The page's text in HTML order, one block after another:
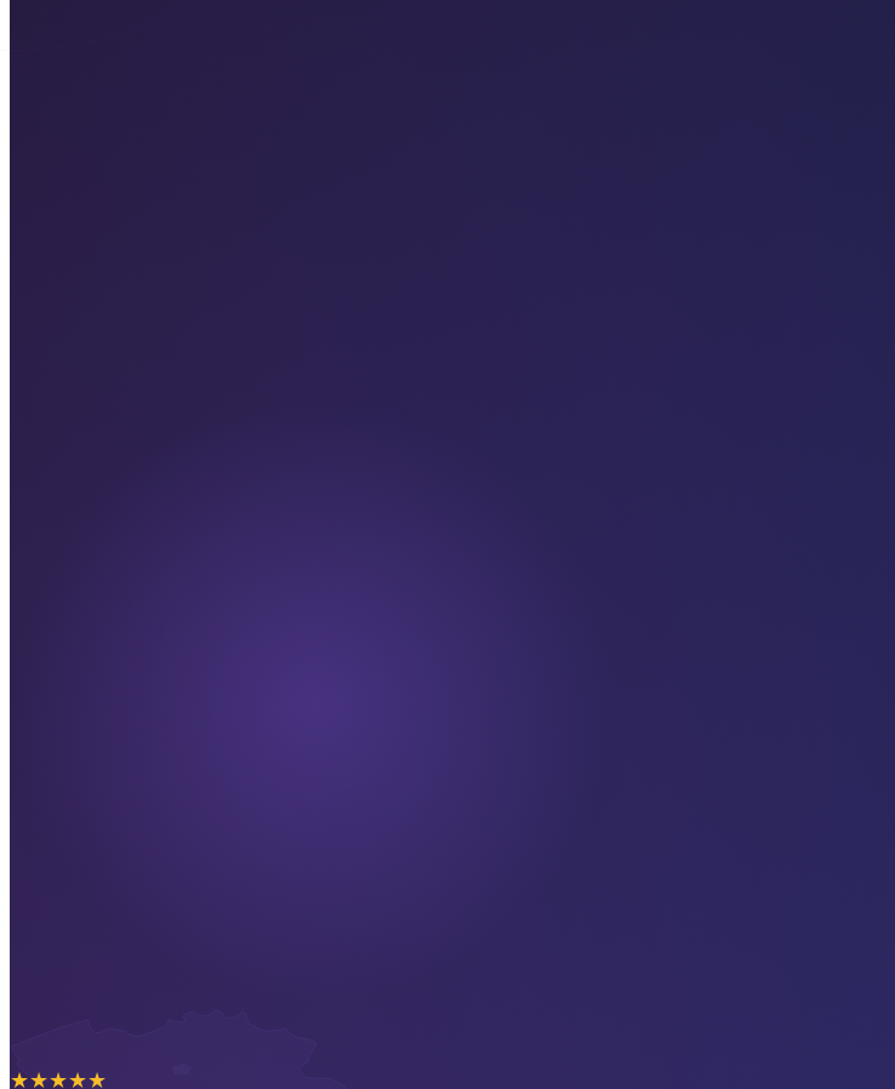
★★★★★